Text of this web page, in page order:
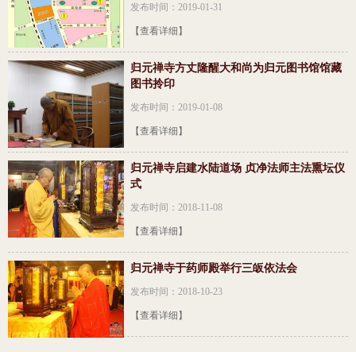
发布时间：2019-01-31
【查看详细】
归元禅寺方丈隆醒大和尚为归元图书馆馆藏
图书拎印
发布时间：2019-01-08
【查看详细】
归元禅寺启建水陆道场 贞净法师主法熏坛仪
式
发布时间：2018-11-08
【查看详细】
归元禅寺于药师殿举行三皈依法会
发布时间：2018-10-23
【查看详细】